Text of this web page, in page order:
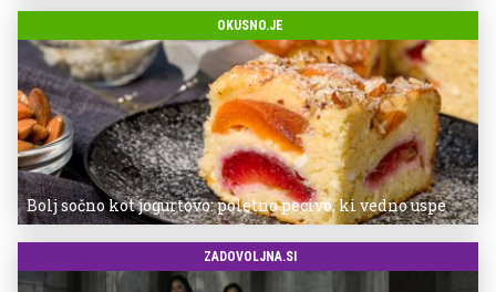
OKUSNO.JE
Bolj sočno kot jogurtovo: poletno pecivo, ki vedno uspe
ZADOVOLJNA.SI